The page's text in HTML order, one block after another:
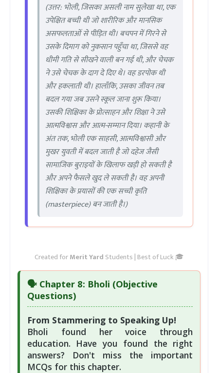
(उत्तर: भोली, जिसका असली नाम सुलेखा था, एक
उपेक्षित बच्ची थी जो शारीरिक और मानसिक
असफलताओं से पीड़ित थी। बचपन में गिरने से
उसके दिमाग को नुकसान पहुँचा था, जिससे वह
धीमी गति से सीखने वाली बन गई थी, और चेचक
ने उसे चेचक के दाग दे दिए थे। वह डरपोक थी
और हकलाती थी। हालाँकि, उसका जीवन तब
बदल गया जब उसने स्कूल जाना शुरू किया।
उसकी शिक्षिका के प्रोत्साहन और शिक्षा ने उसे
आत्मविश्वास और आत्म-सम्मान दिया। कहानी के
अंत तक, भोली एक साहसी, आत्मविश्वासी और
मुखर युवती में बदल जाती है जो दहेज जैसी
सामाजिक बुराइयों के खिलाफ खड़ी हो सकती है
और अपने फैसले खुद ले सकती है। वह अपनी
शिक्षिका के प्रयासों की एक सच्ची कृति
(masterpiece) बन जाती है।)
Created forMerit Yard Students | Best of Luck 🎓
🗣️ Chapter 8: Bholi (Objective
Questions)
From Stammering to Speaking Up!
Bholi found her voice through
education. Have you found the right
answers? Don't miss the important
MCQs for this chapter.